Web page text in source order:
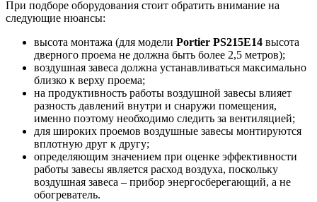
При подборе оборудования стоит обратить внимание на
следующие нюансы:
высота монтажа (для модели Portier PS215E14 высота
дверного проема не должна быть более 2,5 метров);
воздушная завеса должна устанавливаться максимально
близко к верху проема;
на продуктивность работы воздушной завесы влияет
разность давлений внутри и снаружи помещения,
именно поэтому необходимо следить за вентиляцией;
для широких проемов воздушные завесы монтируются
вплотную друг к другу;
определяющим значением при оценке эффективности
работы завесы является расход воздуха, поскольку
воздушная завеса – прибор энергосберегающий, а не
обогреватель.